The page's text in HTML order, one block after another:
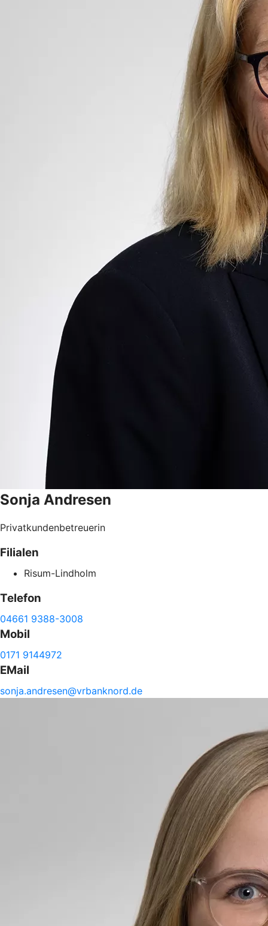
Sonja Andresen
Privatkundenbetreuerin
Filialen
Risum-Lindholm
Telefon
04661 9388-3008
Mobil
0171 9144972
EMail
sonja.andresen@vrbanknord.de